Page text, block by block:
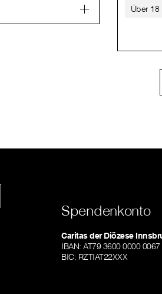
Über 18
Spendenkonto
Caritas der Diözese
IBAN: AT79 3600 0000
BIC: RZTIAT22XXX